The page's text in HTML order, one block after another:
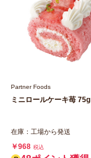
Partner Foods
ミニロールケーキ苺 75g
在庫：工場から発送
￥968 税込